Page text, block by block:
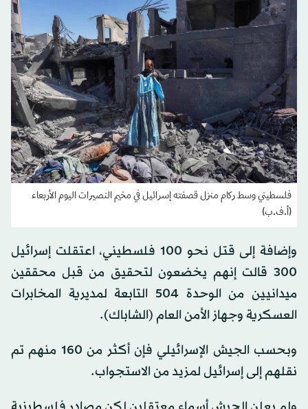
فلسطيني وسط ركام منزل قصفته إسرائيل في مخيم النصيرات اليوم الأربعاء
(أ.ف.ب)
وإضافة إلى قتل نحو 100 فلسطيني، اعتقلت إسرائيل
300 قالت إنهم يخضعون لتحقيق من قبل محققين
ميدانيين من الوحدة 504 التابعة لمديرية المخابرات
العسكرية وجهاز الأمن العام (الشاباك).
وبحسب الجيش الإسرائيلي فإن أكثر من 160 منهم تم
نقلهم إلى إسرائيل لمزيد من الاستجواب.